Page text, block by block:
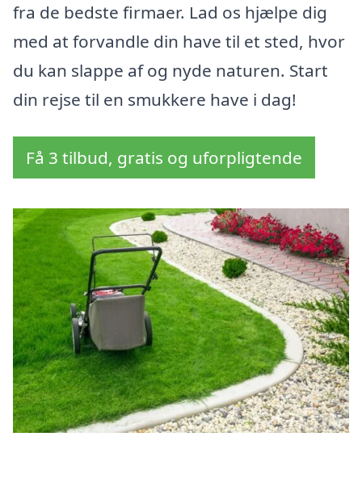
fra de bedste firmaer. Lad os hjælpe dig
med at forvandle din have til et sted, hvor
du kan slappe af og nyde naturen. Start
din rejse til en smukkere have i dag!
Få 3 tilbud, gratis og uforpligtende